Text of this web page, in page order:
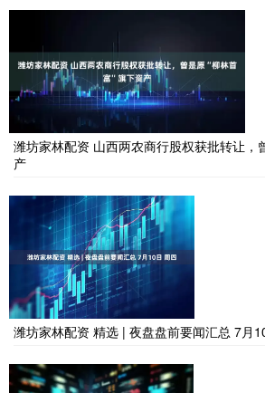
潍坊家林配资 山西两农商行股权获批转让，
产
潍坊家林配资 精选 | 夜盘盘前要闻汇总 7月